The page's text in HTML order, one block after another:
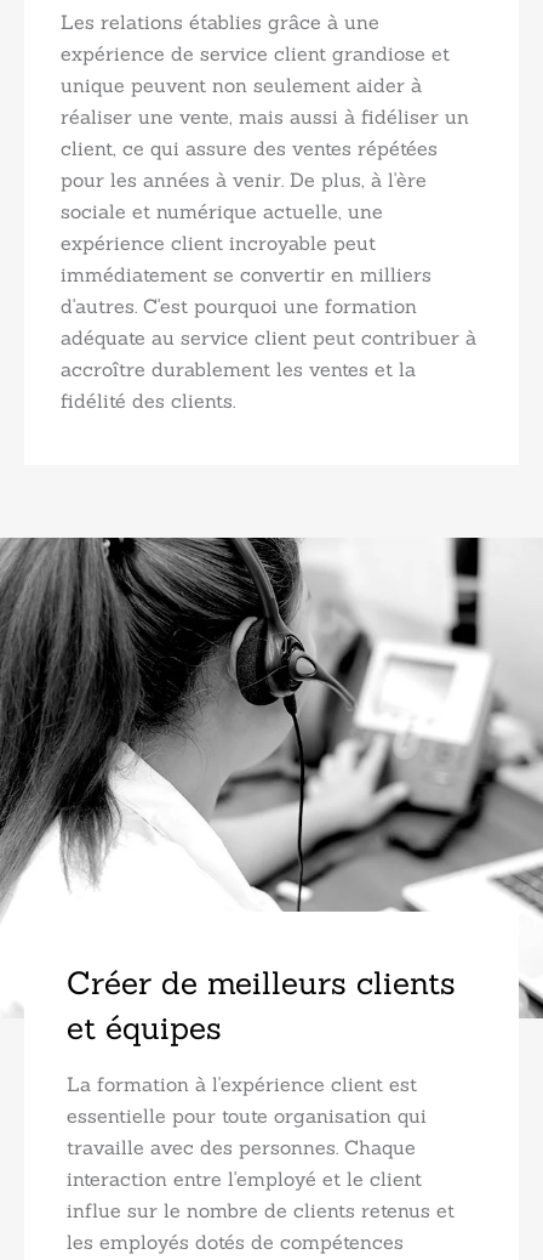
Les relations établies grâce à une
expérience de service client grandiose et
unique peuvent non seulement aider à
réaliser une vente, mais aussi à fidéliser un
client, ce qui assure des ventes répétées
pour les années à venir. De plus, à l'ère
sociale et numérique actuelle, une
expérience client incroyable peut
immédiatement se convertir en milliers
d'autres. C'est pourquoi une formation
adéquate au service client peut contribuer à
accroître durablement les ventes et la
fidélité des clients.
Créer de meilleurs clients
et équipes
La formation à l'expérience client est
essentielle pour toute organisation qui
travaille avec des personnes. Chaque
interaction entre l'employé et le client
influe sur le nombre de clients retenus et
les employés dotés de compétences